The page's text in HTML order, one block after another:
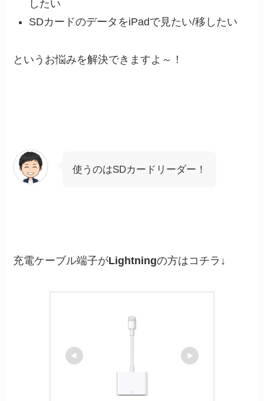
したい
SDカードのデータをiPadで見たい/移したい
というお悩みを解決できますよ～！
使うのはSDカードリーダー！
充電ケーブル端子がLightningの方はコチラ↓